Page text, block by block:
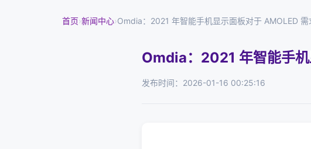
首页›新闻中心›Omdia：2021 年智能手机显示面板对于 AMOLED
Omdia：2021 年智能手
发布时间：2026-01-16 00:25:16